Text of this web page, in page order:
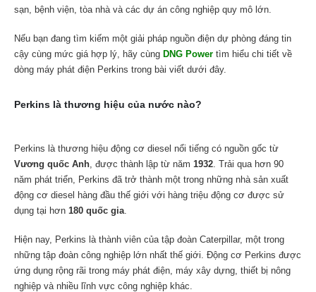
sạn, bệnh viện, tòa nhà và các dự án công nghiệp quy mô lớn.
Nếu bạn đang tìm kiếm một giải pháp nguồn điện dự phòng đáng tin
cậy cùng mức giá hợp lý, hãy cùng DNG Power tìm hiểu chi tiết về
dòng máy phát điện Perkins trong bài viết dưới đây.
Perkins là thương hiệu của nước nào?
Perkins là thương hiệu động cơ diesel nổi tiếng có nguồn gốc từ
Vương quốc Anh, được thành lập từ năm 1932. Trải qua hơn 90
năm phát triển, Perkins đã trở thành một trong những nhà sản xuất
động cơ diesel hàng đầu thế giới với hàng triệu động cơ được sử
dụng tại hơn 180 quốc gia.
Hiện nay, Perkins là thành viên của tập đoàn Caterpillar, một trong
những tập đoàn công nghiệp lớn nhất thế giới. Động cơ Perkins được
ứng dụng rộng rãi trong máy phát điện, máy xây dựng, thiết bị nông
nghiệp và nhiều lĩnh vực công nghiệp khác.